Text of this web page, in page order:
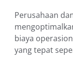
Perusahaan
biaya
yang tepat